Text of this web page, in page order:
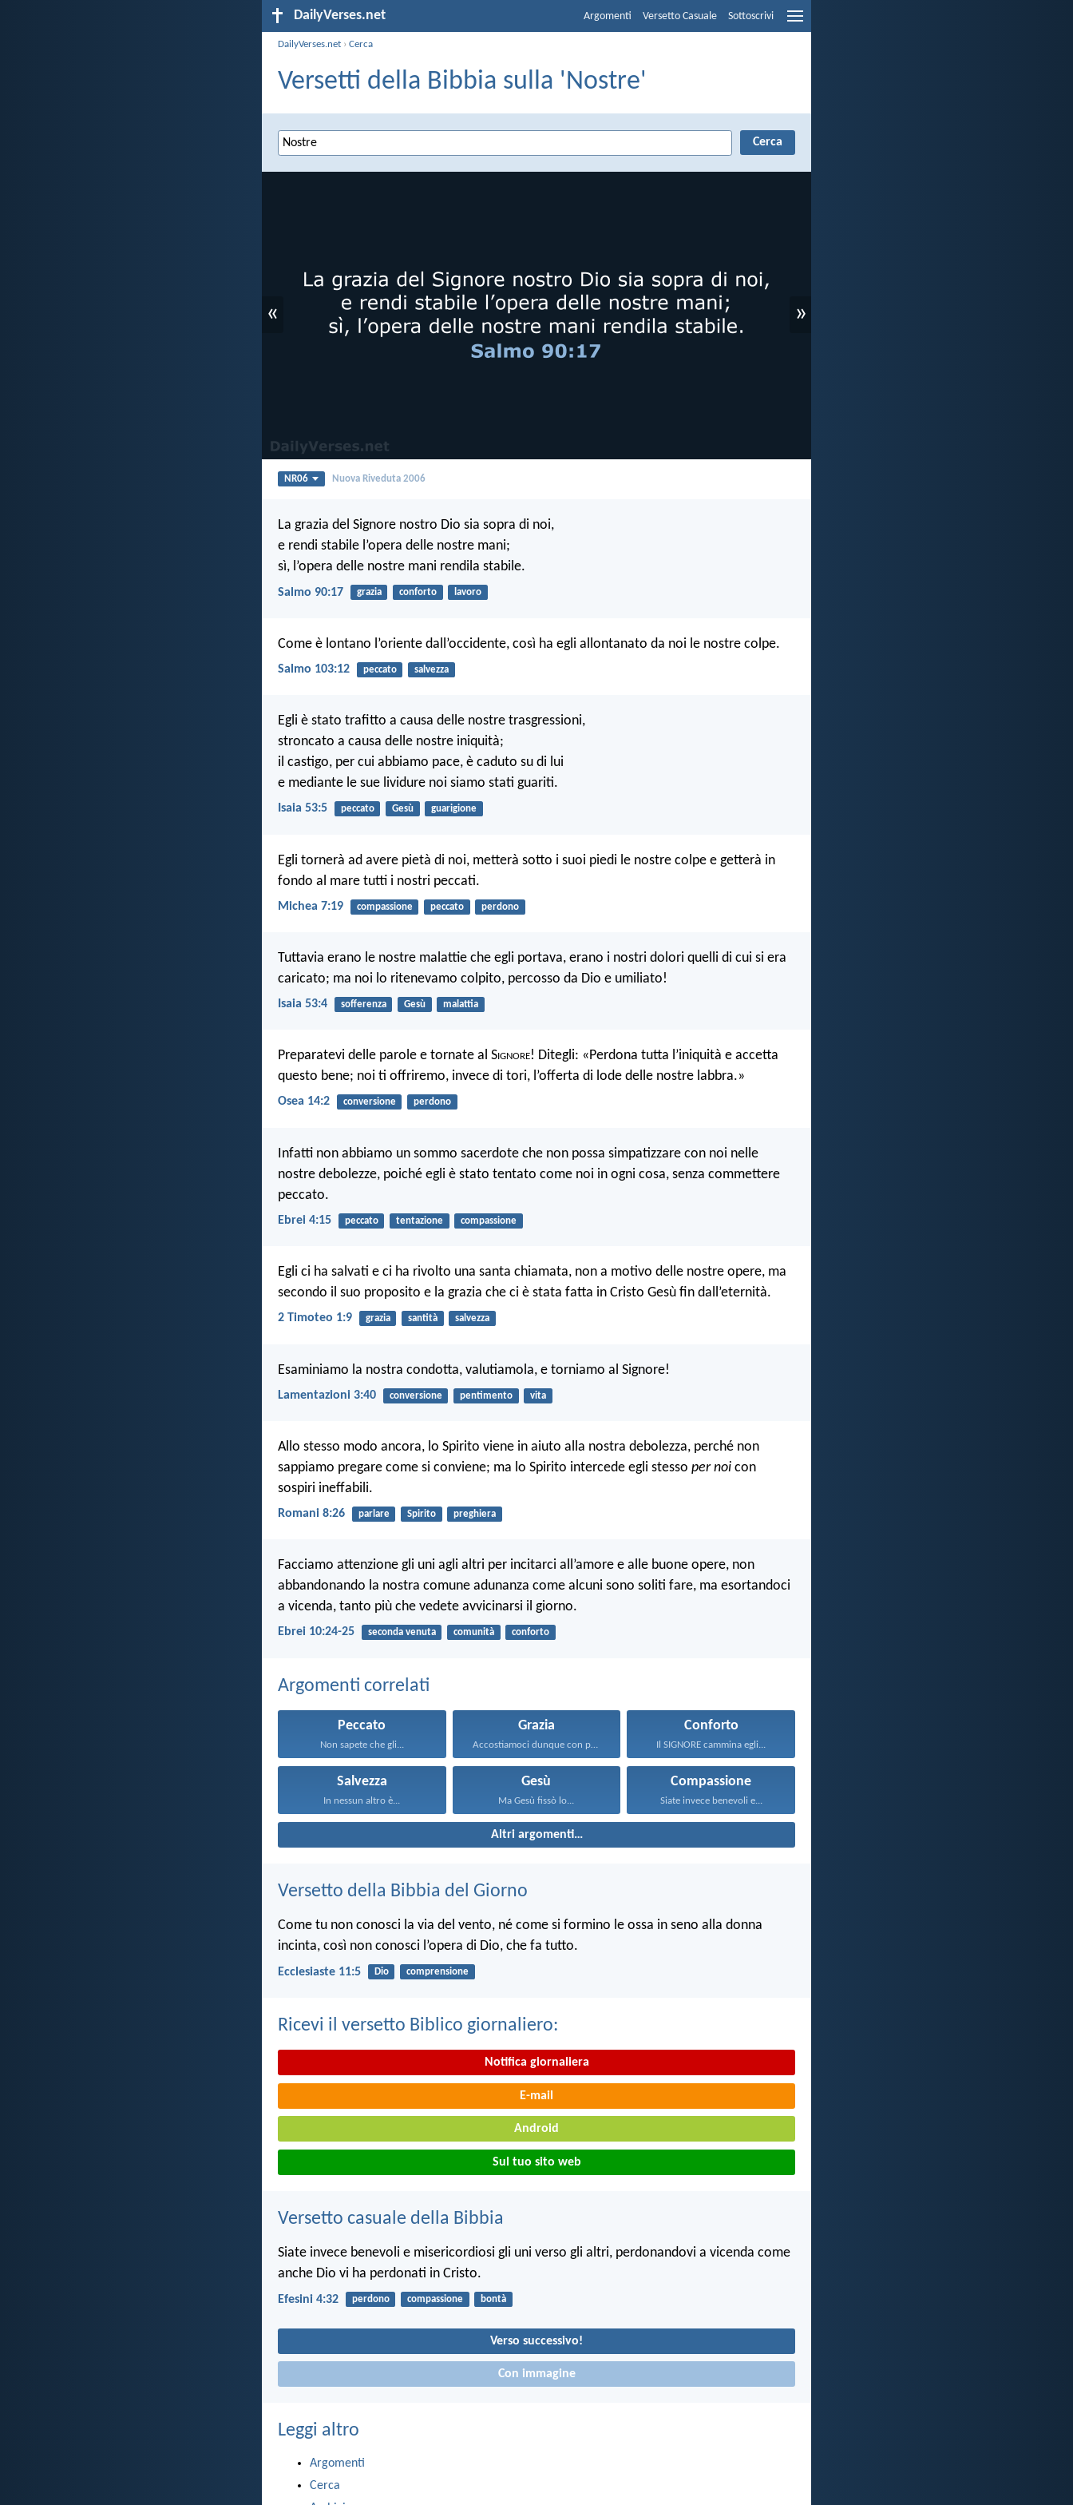
DailyVerses.net Argomenti Versetto Casuale Sottoscrivi
DailyVerses.net ›Cerca
Versetti della Bibbia sulla 'Nostre'
« »
NR06 Nuova Riveduta 2006
La grazia del Signore nostro Dio sia sopra di noi,
e rendi stabile l’opera delle nostre mani;
sì, l’opera delle nostre mani rendila stabile.
Salmo 90:17 grazia conforto lavoro
Come è lontano l’oriente dall’occidente, così ha egli allontanato da noi le nostre colpe.
Salmo 103:12 peccato salvezza
Egli è stato trafitto a causa delle nostre trasgressioni,
stroncato a causa delle nostre iniquità;
il castigo, per cui abbiamo pace, è caduto su di lui
e mediante le sue lividure noi siamo stati guariti.
Isaia 53:5 peccato Gesù guarigione
Egli tornerà ad avere pietà di noi, metterà sotto i suoi piedi le nostre colpe e getterà in
fondo al mare tutti i nostri peccati.
Michea 7:19 compassione peccato perdono
Tuttavia erano le nostre malattie che egli portava, erano i nostri dolori quelli di cui si era
caricato; ma noi lo ritenevamo colpito, percosso da Dio e umiliato!
Isaia 53:4 sofferenza Gesù malattia
Preparatevi delle parole e tornate al Signore! Ditegli: «Perdona tutta l’iniquità e accetta
questo bene; noi ti offriremo, invece di tori, l’offerta di lode delle nostre labbra.»
Osea 14:2 conversione perdono
Infatti non abbiamo un sommo sacerdote che non possa simpatizzare con noi nelle
nostre debolezze, poiché egli è stato tentato come noi in ogni cosa, senza commettere
peccato.
Ebrei 4:15 peccato tentazione compassione
Egli ci ha salvati e ci ha rivolto una santa chiamata, non a motivo delle nostre opere, ma
secondo il suo proposito e la grazia che ci è stata fatta in Cristo Gesù fin dall’eternità.
2 Timoteo 1:9 grazia santità salvezza
Esaminiamo la nostra condotta, valutiamola, e torniamo al Signore!
Lamentazioni 3:40 conversione pentimento vita
Allo stesso modo ancora, lo Spirito viene in aiuto alla nostra debolezza, perché non
sappiamo pregare come si conviene; ma lo Spirito intercede egli stesso per noi con
sospiri ineffabili.
Romani 8:26 parlare Spirito preghiera
Facciamo attenzione gli uni agli altri per incitarci all’amore e alle buone opere, non
abbandonando la nostra comune adunanza come alcuni sono soliti fare, ma esortandoci
a vicenda, tanto più che vedete avvicinarsi il giorno.
Ebrei 10:24-25 seconda venuta comunità conforto
Argomenti correlati
Peccato
Non sapete che gli...
Grazia
Accostiamoci dunque con piena...
Conforto
Il SIGNORE cammina egli...
Salvezza
In nessun altro è...
Gesù
Ma Gesù fissò lo...
Compassione
Siate invece benevoli e...
Altri argomenti…
Versetto della Bibbia del Giorno
Come tu non conosci la via del vento, né come si formino le ossa in seno alla donna
incinta, così non conosci l’opera di Dio, che fa tutto.
Ecclesiaste 11:5 Dio comprensione
Ricevi il versetto Biblico giornaliero:
Notifica giornaliera
E-mail
Android
Sul tuo sito web
Versetto casuale della Bibbia
Siate invece benevoli e misericordiosi gli uni verso gli altri, perdonandovi a vicenda come
anche Dio vi ha perdonati in Cristo.
Efesini 4:32 perdono compassione bontà
Verso successivo!
Con immagine
Leggi altro
Argomenti
Cerca